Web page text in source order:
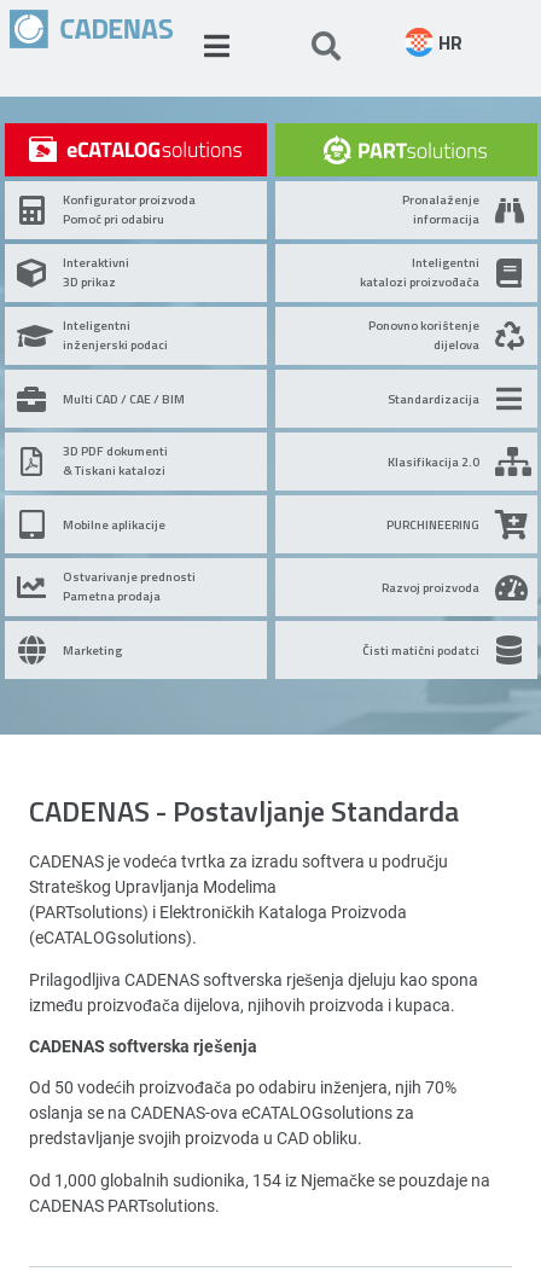
HR
Konfigurator proizvoda
Pomoć pri odabiru
Interaktivni
3D prikaz
Inteligentni
inženjerski podaci
Multi CAD / CAE / BIM
3D PDF dokumenti
& Tiskani katalozi
Mobilne aplikacije
Ostvarivanje prednosti
Pametna prodaja
Marketing
Pronalaženje
informacija
Inteligentni
katalozi proizvođača
Ponovno korištenje
dijelova
Standardizacija
Klasifikacija 2.0
PURCHINEERING
Razvoj proizvoda
Čisti matični podatci
CADENAS - Postavljanje Standarda
CADENAS je vodeća tvrtka za izradu softvera u području
Strateškog Upravljanja Modelima
(PARTsolutions) i Elektroničkih Kataloga Proizvoda
(eCATALOGsolutions).
Prilagodljiva CADENAS softverska rješenja djeluju kao spona
između proizvođača dijelova, njihovih proizvoda i kupaca.
CADENAS softverska rješenja
Od 50 vodećih proizvođača po odabiru inženjera, njih 70%
oslanja se na CADENAS-ova eCATALOGsolutions za
predstavljanje svojih proizvoda u CAD obliku.
Od 1,000 globalnih sudionika, 154 iz Njemačke se pouzdaje na
CADENAS PARTsolutions.